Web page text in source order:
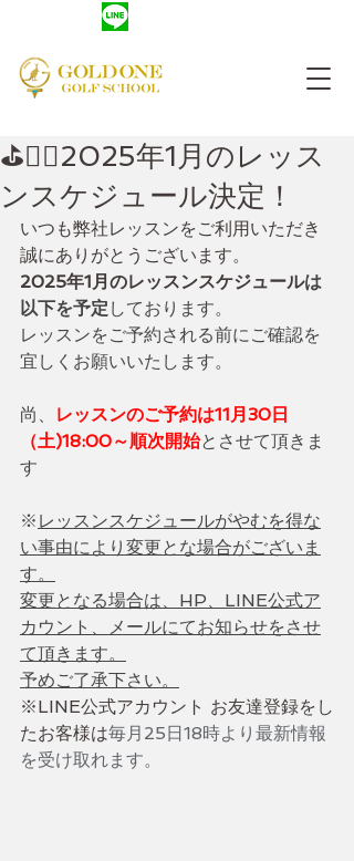
⛳️🏌️‍♂️2025年1月のレッス
ンスケジュール決定！
いつも弊社レッスンをご利用いただき
誠にありがとうございます。
2025年1月のレッスンスケジュールは
以下を予定 しております。
レッスンをご予約される前にご確認を
宜しくお願いいたします。
尚、
レッスンのご予約は11月30日
（土)18:00～順次開始とさせて頂きま
す
※ レッスンスケジュールがやむを得な
い事由により変更とな場合がございま
す。
変更となる場合は、HP、LINE公式ア
カウント、メールにてお知らせをさせ
て頂きます。
予めご了承下さい。
※LINE公式アカウント お友達登録をし
たお客様は毎月25日18時より最新情報
を受け取れます。